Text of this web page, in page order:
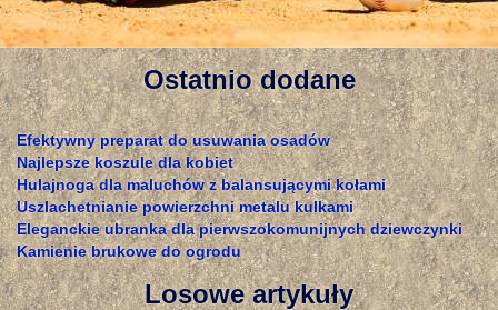
Ostatnio dodane
Efektywny preparat do usuwania osadów
Najlepsze koszule dla kobiet
Hulajnoga dla maluchów z balansującymi kołami
Uszlachetnianie powierzchni metalu kulkami
Eleganckie ubranka dla pierwszokomunijnych dziewczynki
Kamienie brukowe do ogrodu
Losowe artykuły